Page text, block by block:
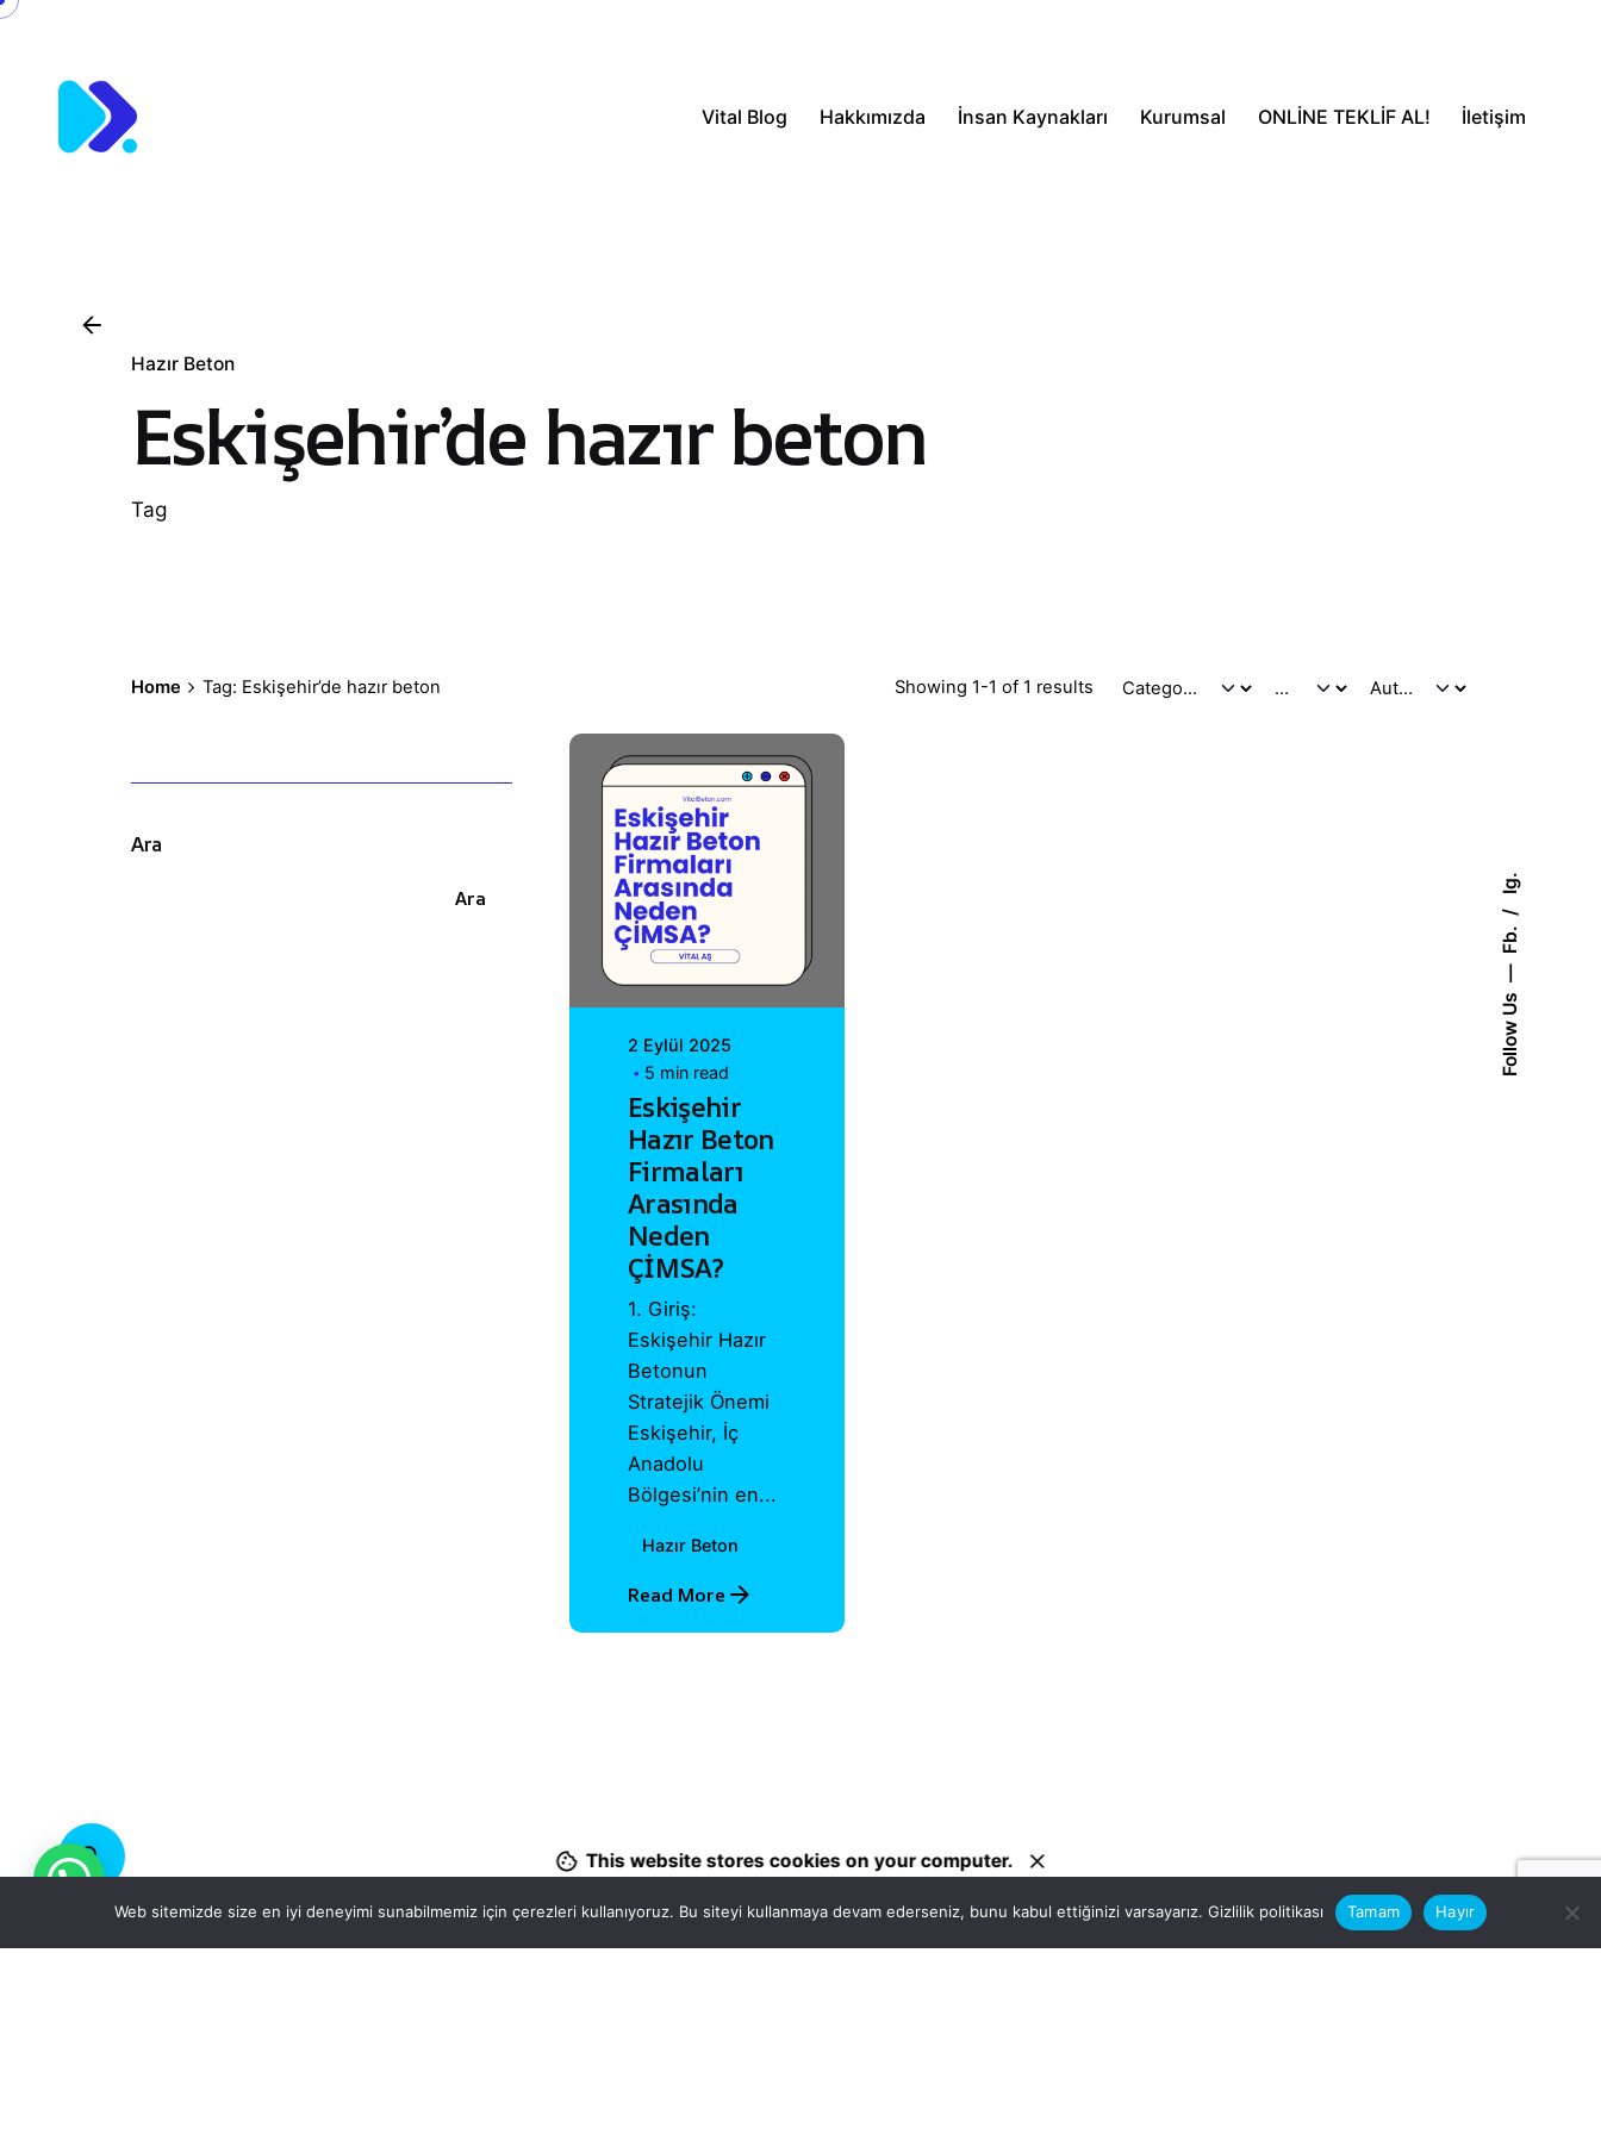
Follow Us
Fb.
Ig.
Skip
content
Vital Blog
Hakkımızda İnsan Kaynakları Kurumsal ONLİNE TEKLİF AL! İletişim
Hazır Beton
Eskişehir’de hazır beton
Tag
Home Tag: Eskişehir’de hazır beton Showing 1-1 of 1 results
Ara
Ara Posted by
Vital A.Ş.
Webmaster
2 Eylül 2025
5 min read
Eskişehir
Hazır Beton
Firmaları
Arasında
Neden
ÇİMSA?
1. Giriş:
Eskişehir Hazır
Betonun
Stratejik Önemi
Eskişehir, İç
Anadolu
Bölgesi’nin en...
Hazır Beton
Read More
This website stores cookies on your computer.
Web sitemizde size en iyi deneyimi sunabilmemiz için çerezleri kullanıyoruz. Bu siteyi kullanmaya devam ederseniz, bunu kabul ettiğinizi varsayarız. Gizlilik politikası Tamam Hayır